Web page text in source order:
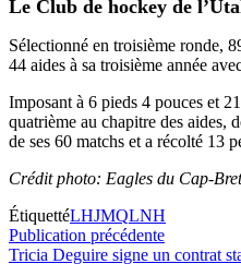
Le Club de hockey de
Sélectionné en troisième ronde,
44 aides à sa troisième année
Imposant à 6 pieds 4 pouces et
quatrième au chapitre des aides,
de ses 60 matchs et a récolté 13
Crédit photo: Eagles du Cap-
ÉtiquettéLHJMQLNH
Navigation
Publication précédentePublication
précédente
Tricia Deguire signe un contrat